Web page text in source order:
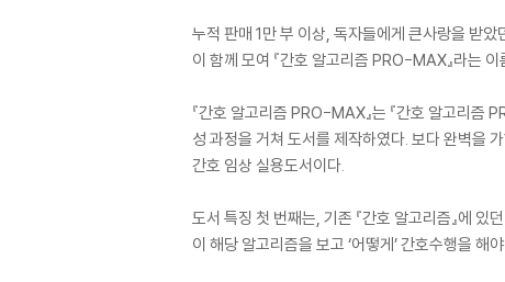
누적 판매 1만 부 이상, 독자들에게 큰사랑을 받
이 함께 모여 『간호 알고리즘 PRO-MAX』라는
『간호 알고리즘 PRO-MAX』는 『간호 알고리즘
성 과정을 거쳐 도서를 제작하였다. 보다 완벽을
간호 임상 실용도서이다.
도서 특징 첫 번째는, 기존 『간호 알고리즘』에 있
이 해당 알고리즘을 보고 ‘어떻게’ 간호수행을 해